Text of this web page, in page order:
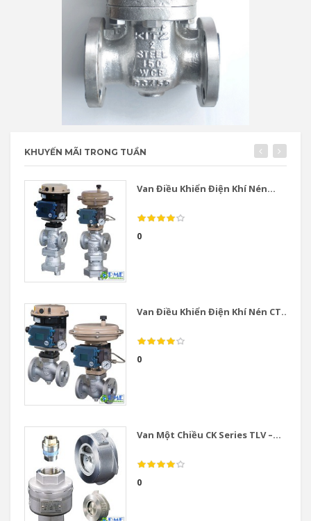
KHUYẾN MÃI TRONG TUẦN
Van Điều Khiển Điện Khí Nén...
0
Van Điều Khiển Điện Khí Nén CT...
0
Van Một Chiều CK Series TLV –...
0